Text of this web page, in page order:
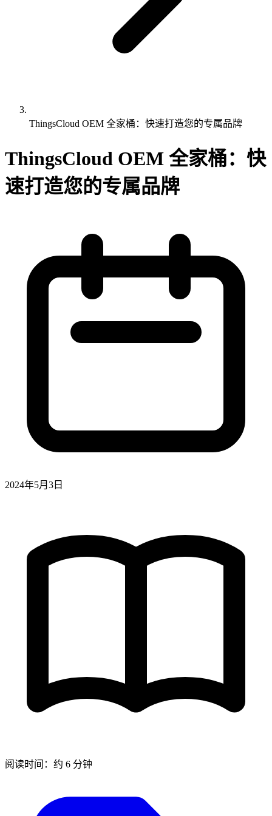
ThingsCloud OEM 全家桶：快速打造您的专属品牌
ThingsCloud OEM 全家桶：快
速打造您的专属品牌
2024年5月3日
阅读时间：约 6 分钟